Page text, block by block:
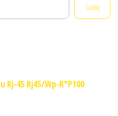
Szukaj
Rj-45 Rj45/Wp-R*P100